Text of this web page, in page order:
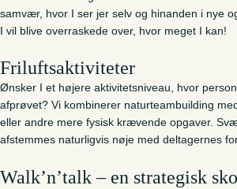
samvær, hvor I ser jer selv og hinanden i nye
I vil blive overraskede over, hvor meget I kan!
Friluftsaktiviteter
Ønsker I et højere aktivitetsniveau, hvor
afprøvet? Vi kombinerer naturteambuilding
eller andre mere fysisk krævende opgaver.
afstemmes naturligvis nøje med deltagernes
Walk’n’talk – en strategisk